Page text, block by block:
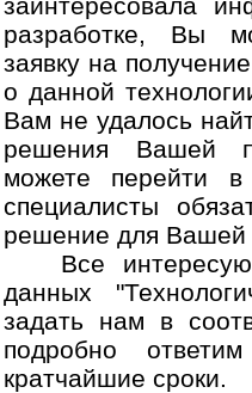
разработке, Вы
заявку на
о данной
Вам не удалось
решения Вашей
можете перейти
специалисты
решение для Вашей
Все
данных
задать нам в
подробно
кратчайшие сроки.